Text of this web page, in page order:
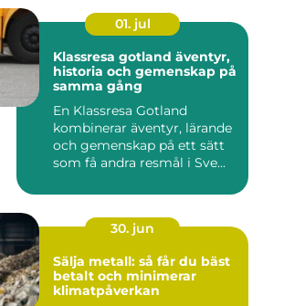
01. jul
Klassresa gotland äventyr,
historia och gemenskap på
samma gång
En Klassresa Gotland
kombinerar äventyr, lärande
och gemenskap på ett sätt
som få andra resmål i Sve...
30. jun
Sälja metall: så får du bäst
betalt och minimerar
klimatpåverkan